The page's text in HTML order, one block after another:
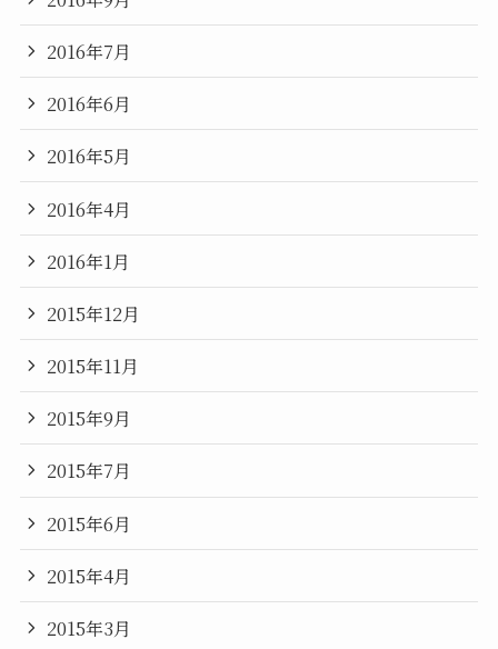
2016年7月
2016年6月
2016年5月
2016年4月
2016年1月
2015年12月
2015年11月
2015年9月
2015年7月
2015年6月
2015年4月
2015年3月